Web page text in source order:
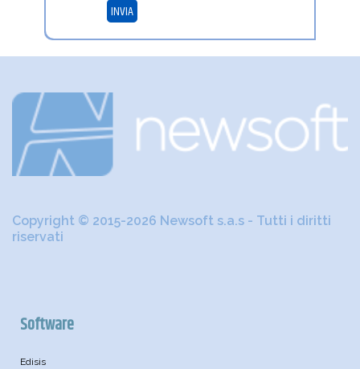
INVIA
Copyright © 2015-2026 Newsoft s.a.s - Tutti i diritti
riservati
Software
Edisis